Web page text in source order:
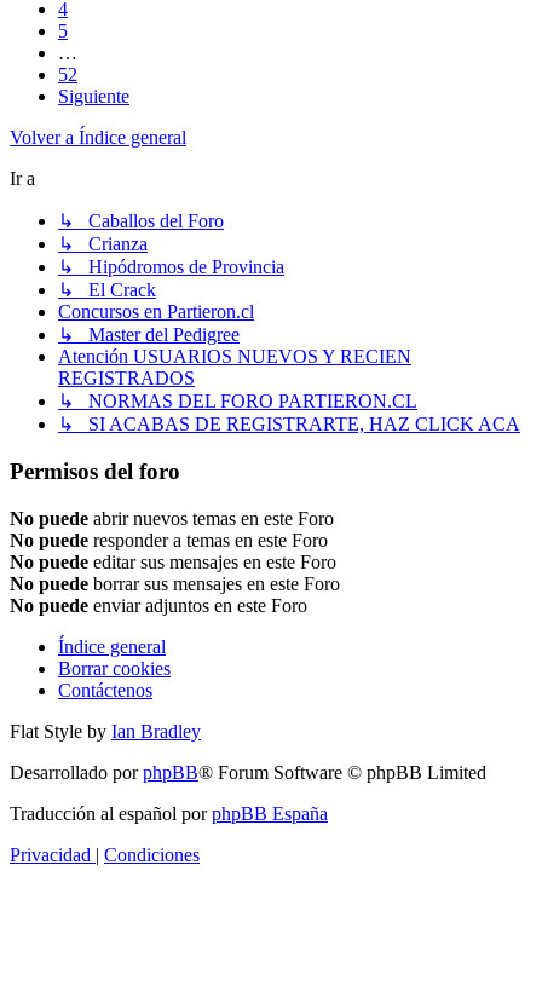
4
5
…
52
Siguiente
Volver a Índice general
Ir a
↳ Caballos del Foro
↳ Crianza
↳ Hipódromos de Provincia
↳ El Crack
Concursos en Partieron.cl
↳ Master del Pedigree
Atención USUARIOS NUEVOS Y RECIEN
REGISTRADOS
↳ NORMAS DEL FORO PARTIERON.CL
↳ SI ACABAS DE REGISTRARTE, HAZ CLICK ACA
Permisos del foro
No puede abrir nuevos temas en este Foro
No puede responder a temas en este Foro
No puede editar sus mensajes en este Foro
No puede borrar sus mensajes en este Foro
No puede enviar adjuntos en este Foro
Índice general
Borrar cookies
Contáctenos
Flat Style by Ian Bradley
Desarrollado porphpBB® Forum Software © phpBB Limited
Traducción al español porphpBB España
Privacidad | Condiciones